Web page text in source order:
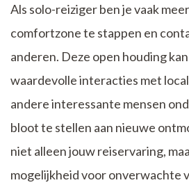
Als solo-reiziger ben je vaak
comfortzone te stappen en
anderen. Deze open houding
waardevolle interacties met
andere interessante mensen
bloot te stellen aan nieuwe
niet alleen jouw reiservaring,
mogelijkheid voor onverwachte